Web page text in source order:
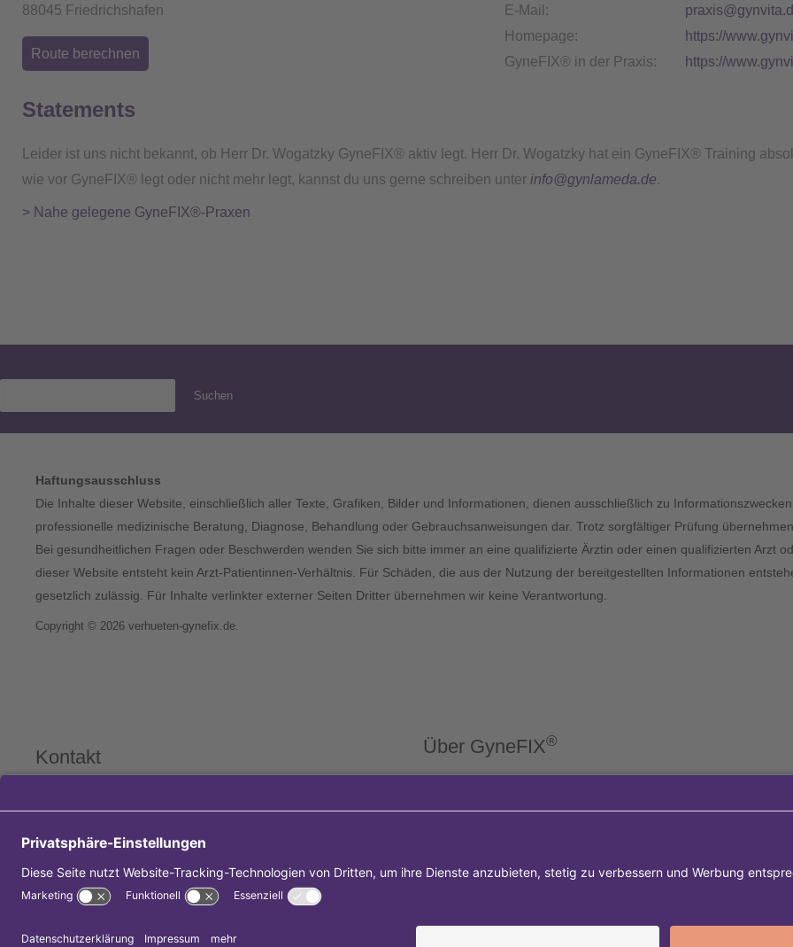
88045 Friedrichshafen
Route berechnen
E-Mail:
Homepage:
https://
GyneFIX® in der Praxis:
https://
Statements
Leider ist uns nicht bekannt, ob Herr Dr. Wogatzky GyneFIX® aktiv legt. Herr Dr. Wogatzky hat ein GyneFIX® Training
wie vor GyneFIX® legt oder nicht mehr legt, kannst du uns gerne schreiben unter info@gynlameda.de.
> Nahe gelegene GyneFIX®-Praxen
Suchen
Haftungsausschluss
Die Inhalte dieser Website, einschließlich aller Texte, Grafiken, Bilder und Informationen, dienen ausschließlich zu
professionelle medizinische Beratung, Diagnose, Behandlung oder Gebrauchsanweisungen dar. Trotz sorgfältiger Prüfung
Bei gesundheitlichen Fragen oder Beschwerden wenden Sie sich bitte immer an eine qualifizierte Ärztin oder einen qualifizierten Arzt
dieser Website entsteht kein Arzt-Patientinnen-Verhältnis. Für Schäden, die aus der Nutzung der bereitgestellten Informationen
gesetzlich zulässig. Für Inhalte verlinkter externer Seiten Dritter übernehmen wir keine Verantwortung.
Copyright © 2026 verhueten-gynefix.de.
Kontakt
70794 Filderstadt
0711 - 219 536 75
0711 - 219 536 64
Über GyneFIX®
Die Kupferkette GyneFIX bietet als Weiterentwicklung der
natürlichen Zyklus der Frau eingreift. Sie wird wie eine
und sorgt für einen langfristigen und sicheren